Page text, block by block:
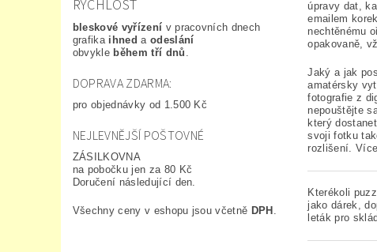
RYCHLOST
bleskové vyřízení v pracovních dnech
grafika ihned a odeslání
obvykle během tří dnů .
DOPRAVA ZDARMA:
pro objednávky od 1.500 Kč
NEJLEVNĚJŠÍ POŠTOVNÉ
ZÁSILKOVNA
na pobočku jen za 80 Kč
Doručení následující den.
Všechny ceny v eshopu jsou včetně DPH .
úpravy dat,
emailem
nechtěnému
opakovaně,
Jaký a jak
amatérsky
fotografie z
nepouštějte
který
svoji fotku
rozlišení.
Kterékoli
jako dárek,
leták pro